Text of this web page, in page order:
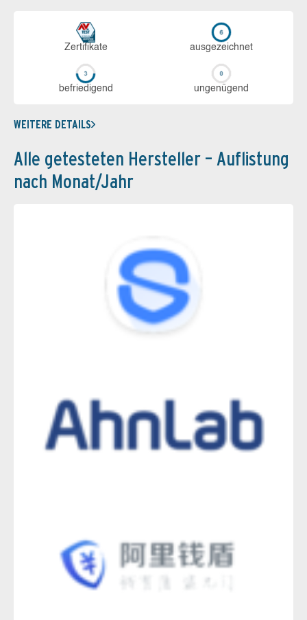
Zerti­fikate aus­ge­zeich­net
be­frie­di­gend un­ge­nü­gend
WEITERE DETAILS
Alle getesteten Hersteller – Auflistung
nach Monat/Jahr